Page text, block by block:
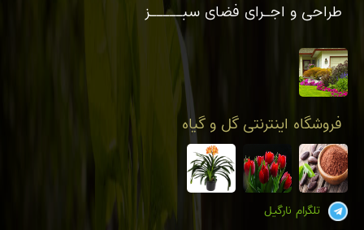
طراحی و اجـرای فضای سبـــــز
فروشگاه اینترنتی گل و گیاه
تلگرام نارگیل